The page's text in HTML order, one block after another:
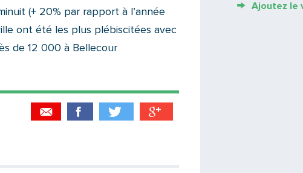
Ajoutez le
(+ 20% par rapport à l’année
ont été les plus plébiscitées avec
de 12 000 à Bellecour